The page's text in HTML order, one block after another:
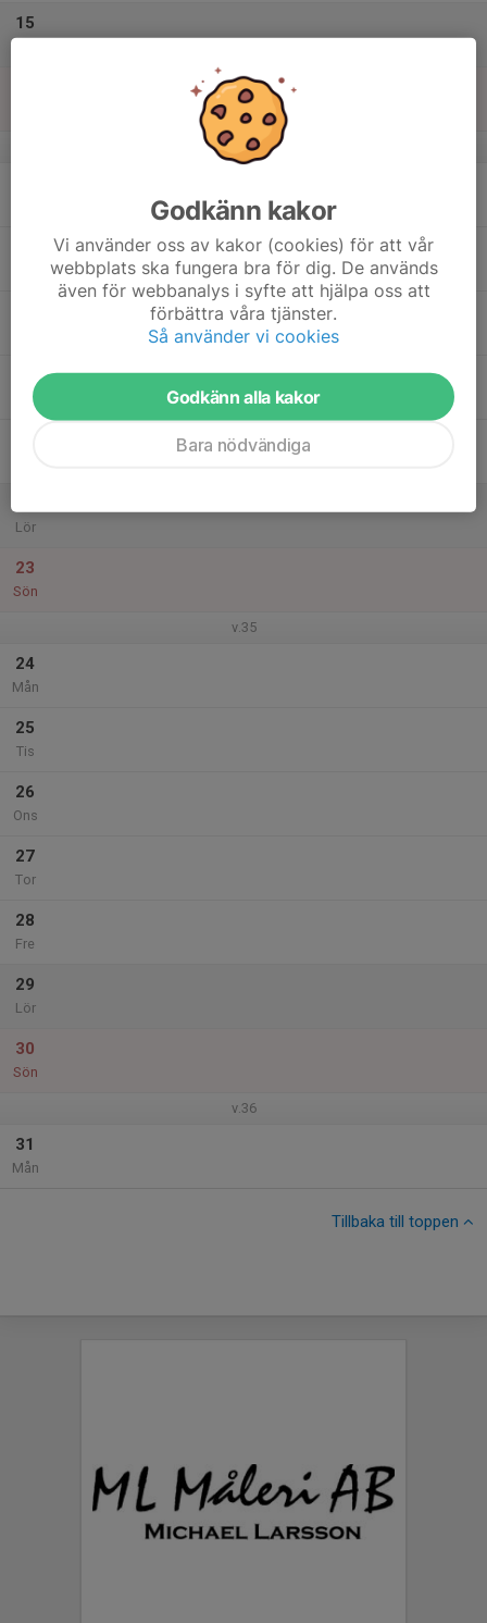
15
v.34
Tor
Lör
23
Sön
v.35
24
Mån
25
Tis
26
Ons
27
Tor
28
Fre
29
Lör
30
Sön
v.36
31
Mån
Tillbaka till toppen
Godkänn kakor
Vi använder oss av kakor (cookies) för att vår
webbplats ska fungera bra för dig. De används
även för webbanalys i syfte att hjälpa oss att
förbättra våra tjänster.
Så använder vi cookies
Godkänn alla kakor
Bara nödvändiga